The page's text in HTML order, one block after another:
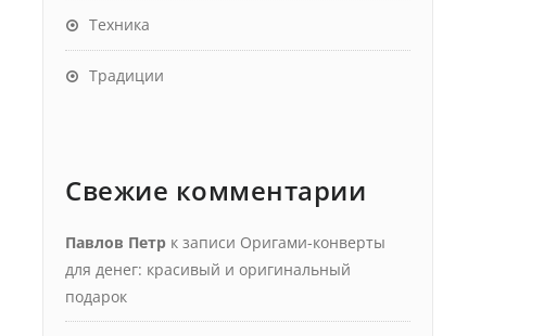
Техника
Традиции
Свежие комментарии
Павлов Петр к записи Оригами-конверты
для денег: красивый и оригинальный
подарок